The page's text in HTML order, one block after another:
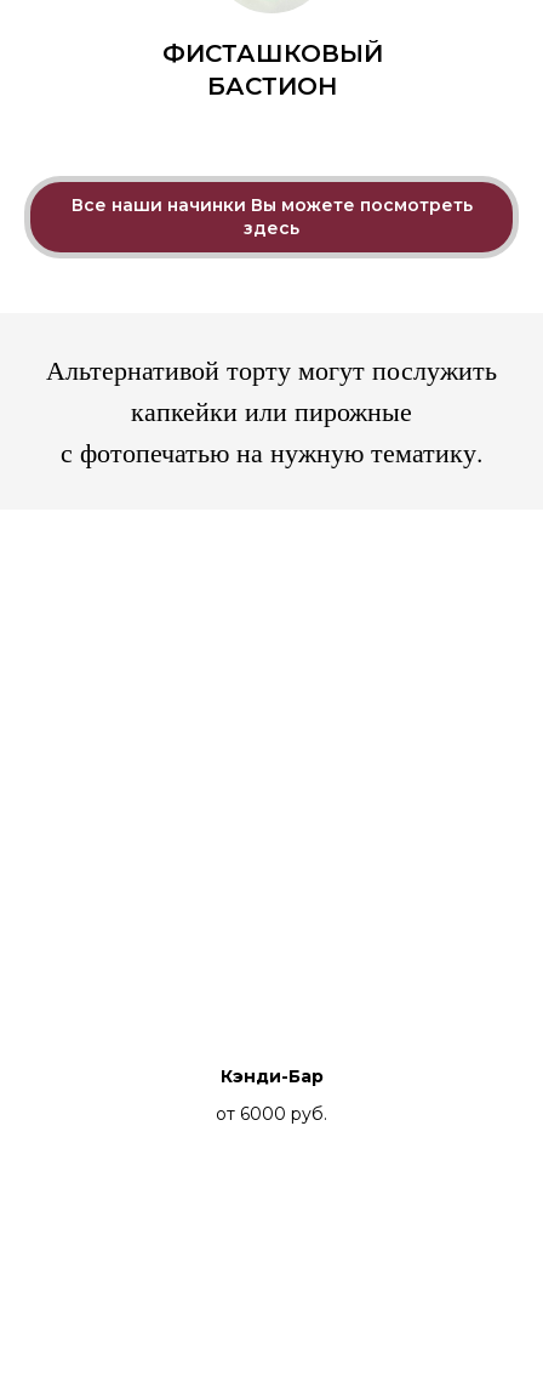
ФИСТАШКОВЫЙ
БАСТИОН
Все наши начинки Вы можете посмотреть
здесь
Альтернативой торту могут послужить
капкейки или пирожные
с фотопечатью на нужную тематику.
Кэнди-Бар
от 6000 руб.